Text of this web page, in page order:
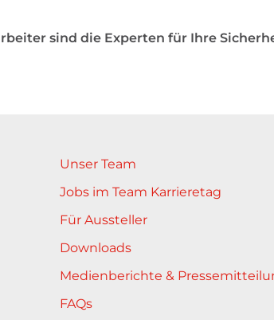
sind die Experten für Ihre
Unser Team
Jobs im Team Karrieretag
Für Aussteller
Downloads
Medienberichte &
FAQs